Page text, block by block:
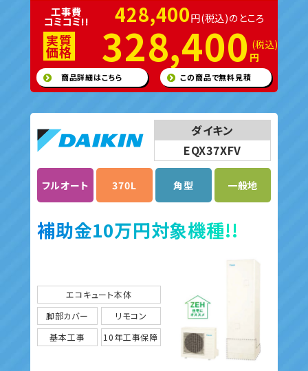
工事費
コミコミ!! 428,400円(税込)のところ
実質
価格 328,400 円
(税込)
商品詳細はこちら この商品で無料見積
ダイキン
EQX37XFV
フルオート 370L 角型 一般地
補助金10万円対象機種!!
エコキュート本体
脚部カバー
リモコン
基本工事
10年工事保障